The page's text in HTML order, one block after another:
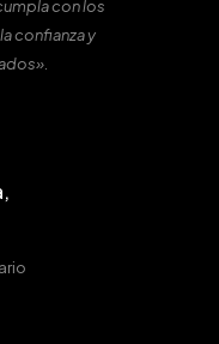
con los
confianza y